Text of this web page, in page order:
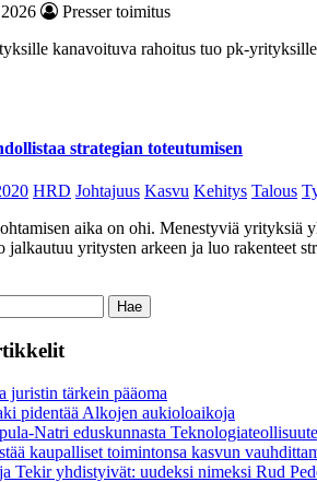
Presser toimitus
kanavoituva rahoitus tuo pk-
strategian toteutumisen
HRD Johtajuus Kasvu Kehitys Talous
aika on ohi. Menestyviä yrityksiä
yritysten arkeen ja luo rakenteet
juristin tärkein pääoma
pidentää Alkojen aukioloaikoja
Natri eduskunnasta
kaupalliset toimintonsa kasvun
Tekir yhdistyivät: uudeksi nimeksi Rud